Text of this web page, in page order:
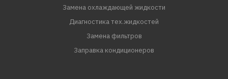
Замена охлаждающей жидкости
Диагностика тех.жидкостей
Замена фильтров
Заправка кондиционеров